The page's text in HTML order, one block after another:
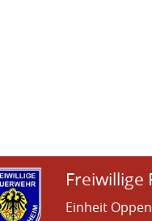
Freiwillige
Einheit